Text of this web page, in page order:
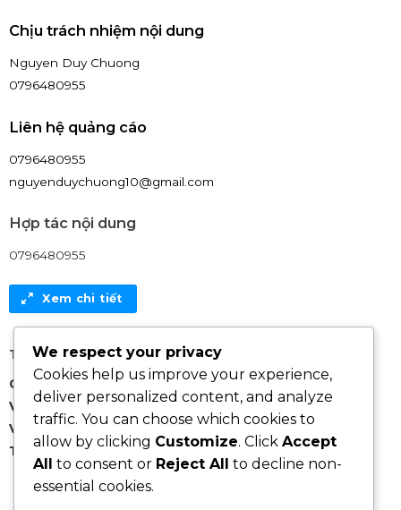
Chịu trách nhiệm nội dung
Nguyen Duy Chuong
0796480955
Liên hệ quảng cáo
0796480955
nguyenduychuong10@gmail.com
Hợp tác nội dung
0796480955
Xem chi tiết
Thông tin thanh toán:
Chủ tài khoản: Nguyen Duy Chuong
Vietcombank: 1056798967
VIB
: 026377141
Techcombank: 19070494780010
We respect your privacy
Cookies help us improve your experience,
deliver personalized content, and analyze
traffic. You can choose which cookies to
allow by clicking Customize. Click Accept
All to consent or Reject All to decline non-
essential cookies.